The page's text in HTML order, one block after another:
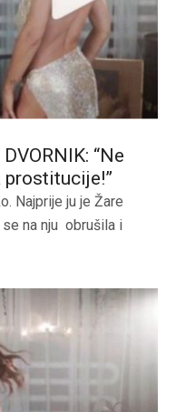
“Ne
Najprije ju je Žare
se na nju obrušila i